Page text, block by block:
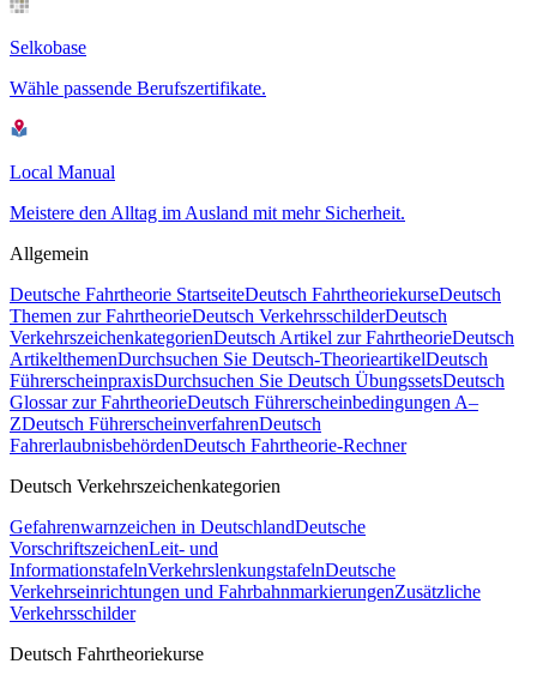
Selkobase
Wähle passende Berufszertifikate.
Local Manual
Meistere den Alltag im Ausland mit mehr Sicherheit.
Allgemein
Deutsche Fahrtheorie StartseiteDeutsch FahrtheoriekurseDeutsch
Themen zur FahrtheorieDeutsch VerkehrsschilderDeutsch
VerkehrszeichenkategorienDeutsch Artikel zur FahrtheorieDeutsch
ArtikelthemenDurchsuchen Sie Deutsch-TheorieartikelDeutsch
FührerscheinpraxisDurchsuchen Sie Deutsch ÜbungssetsDeutsch
Glossar zur FahrtheorieDeutsch Führerscheinbedingungen A–
ZDeutsch FührerscheinverfahrenDeutsch
FahrerlaubnisbehördenDeutsch Fahrtheorie-Rechner
Deutsch Verkehrszeichenkategorien
Gefahrenwarnzeichen in DeutschlandDeutsche
VorschriftszeichenLeit- und
InformationstafelnVerkehrslenkungstafelnDeutsche
Verkehrseinrichtungen und FahrbahnmarkierungenZusätzliche
Verkehrsschilder
Deutsch Fahrtheoriekurse